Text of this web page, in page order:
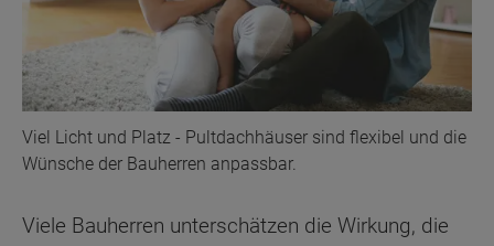
Viel Licht und Platz - Pultdachhäuser sind flexibel und die
Wünsche der Bauherren anpassbar.
Viele Bauherren unterschätzen die Wirkung, die